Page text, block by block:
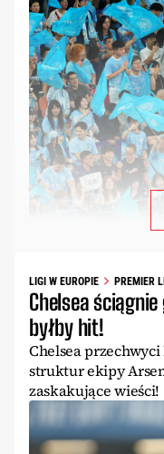
LIGI W EUROPIE PREMIER
Chelsea
byłby hit!
Chelsea
struktur ekipy
zaskakujące wieści!